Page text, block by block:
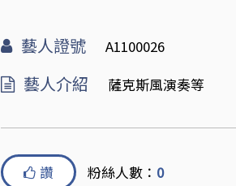
藝人證號 A1100026
藝人介紹 薩克斯風演奏等
讚 粉絲人數： 0